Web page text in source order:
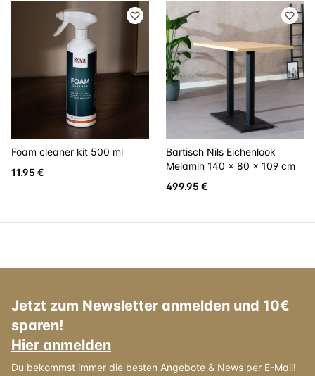
Foam cleaner kit 500 ml
11.95 €
Bartisch Nils Eichenlook
Melamin 140 x 80 x 109 cm
499.95 €
Jetzt zum Newsletter anmelden und 10€
sparen!
Hier anmelden
Du bekommst immer die besten Angebote & News per E-Mail!